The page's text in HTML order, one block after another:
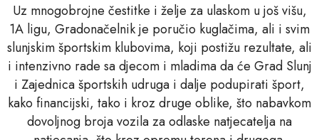
Uz mnogobrojne čestitke i želje za ulaskom u još višu,
1A ligu, Gradonačelnik je poručio kuglačima, ali i svim
slunjskim športskim klubovima, koji postižu rezultate, ali
i intenzivno rade sa djecom i mladima da će Grad Slunj
i Zajednica športskih udruga i dalje podupirati šport,
kako financijski, tako i kroz druge oblike, što nabavkom
dovoljnog broja vozila za odlaske natjecatelja na